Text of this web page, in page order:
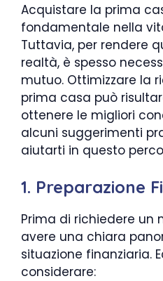
Acquistare la prima
fondamentale nella
Tuttavia, per rendere
realtà, è spesso
mutuo. Ottimizzare la
prima casa può
ottenere le migliori
alcuni suggerimenti
aiutarti in questo
1. Preparazione
Prima di richiedere un
avere una chiara
situazione finanziaria.
considerare: